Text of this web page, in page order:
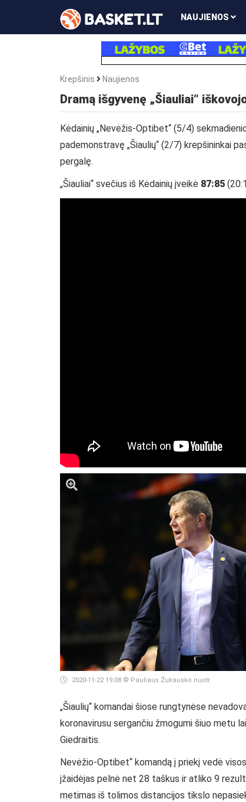
NAUJIENOS
Krepšinis Naujienos
Dramą išgyvenę „Šiauliai“
Kėdainių „Nevėžis-Optibet“ (5/4)
pademonstravę „Šiaulių“ (2/7) krepšininkai
pergalę.
„Šiauliai“ svečius iš Kėdainių įveikė 87:85
2020-11-22 19:08 © Pauliaus Žukausko nuotr.
„Šiaulių“ komandai šiose rungtynėse
koronavirusu sergančiu žmogumi šiuo metu
Giedraitis.
Nevėžio-Optibet“ komandą į priekį vedė
įžaidėjas pelnė net 28 taškus ir atliko 9
metimas iš tolimos distancijos tikslo